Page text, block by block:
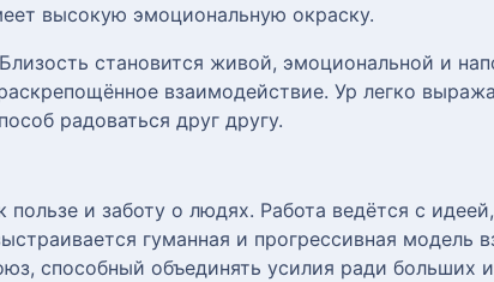
высокую эмоциональную окраску.
становится живой, эмоциональной и
взаимодействие. Ур легко
радоваться друг другу.
и заботу о людях. Работа ведётся с
гуманная и прогрессивная модель
способный объединять усилия ради больших